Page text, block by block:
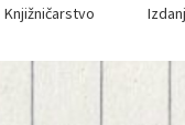
Knjižničarstvo